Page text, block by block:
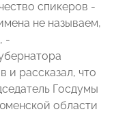
спикеров -
не называем,
-
рассказал, что
Госдумы
области